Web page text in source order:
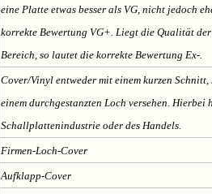
eine Platte etwas besser als VG, nicht jedoch
korrekte Bewertung VG+. Liegt die Qualität
Bereich, so lautet die korrekte Bewertung Ex-.
Cover/Vinyl entweder mit einem kurzen
einem durchgestanzten Loch versehen. Hierbei
Schallplattenindustrie oder des Handels.
Firmen-Loch-Cover
Aufklapp-Cover